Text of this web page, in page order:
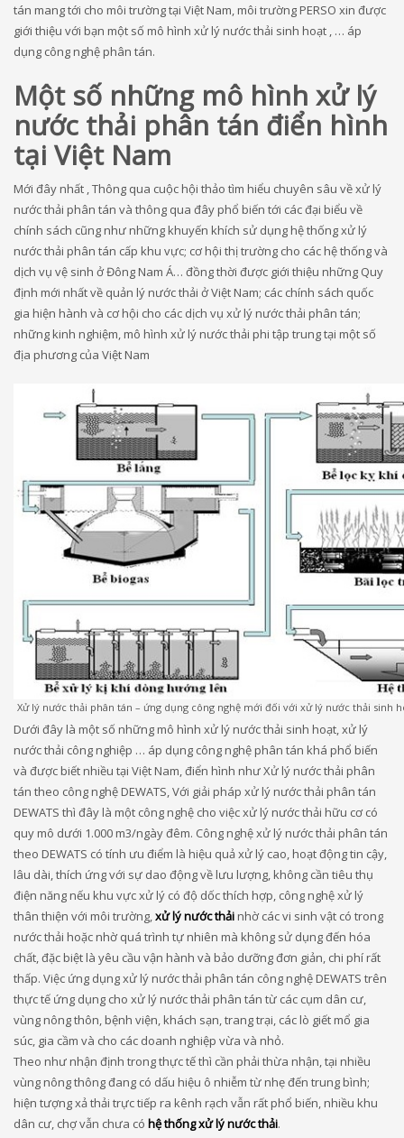
tán mang tới cho môi trường tại Việt Nam, môi trường PERSO xin được
giới thiệu với bạn một số mô hình xử lý nước thải sinh hoạt , … áp
dụng công nghệ phân tán.
Một số những mô hình xử lý
nước thải phân tán điển hình
tại Việt Nam
Mới đây nhất , Thông qua cuộc hội thảo tìm hiểu chuyên sâu về xử lý
nước thải phân tán và thông qua đây phổ biến tới các đại biểu về
chính sách cũng như những khuyến khích sử dụng hệ thống xử lý
nước thải phân tán cấp khu vực; cơ hội thị trường cho các hệ thống và
dịch vụ vệ sinh ở Đông Nam Á… đồng thời được giới thiệu những Quy
định mới nhất về quản lý nước thải ở Việt Nam; các chính sách quốc
gia hiện hành và cơ hội cho các dịch vụ xử lý nước thải phân tán;
những kinh nghiệm, mô hình xử lý nước thải phi tập trung tại một số
địa phương của Việt Nam
Xử lý nước thải phân tán – ứng dụng công nghệ mới đối với xử lý nước thải sinh
Dưới đây là một số những mô hình xử lý nước thải sinh hoạt, xử lý
nước thải công nghiệp … áp dụng công nghệ phân tán khá phổ biến
và được biết nhiều tại Việt Nam, điển hình như Xử lý nước thải phân
tán theo công nghệ DEWATS, Với giải pháp xử lý nước thải phân tán
DEWATS thì đây là một công nghệ cho việc xử lý nước thải hữu cơ có
quy mô dưới 1.000 m3/ngày đêm. Công nghệ xử lý nước thải phân tán
theo DEWATS có tính ưu điểm là hiệu quả xử lý cao, hoạt động tin cậy,
lâu dài, thích ứng với sự dao động về lưu lượng, không cần tiêu thụ
điện năng nếu khu vực xử lý có độ dốc thích hợp, công nghệ xử lý
thân thiện với môi trường,xử lý nước thảinhờ các vi sinh vật có trong
nước thải hoặc nhờ quá trình tự nhiên mà không sử dụng đến hóa
chất, đặc biệt là yêu cầu vận hành và bảo dưỡng đơn giản, chi phí rất
thấp. Việc ứng dụng xử lý nước thải phân tán công nghệ DEWATS trên
thực tế ứng dụng cho xử lý nước thải phân tán từ các cụm dân cư,
vùng nông thôn, bệnh viện, khách sạn, trang trại, các lò giết mổ gia
súc, gia cầm và cho các doanh nghiệp vừa và nhỏ.
Theo như nhận định trong thực tế thì cần phải thừa nhận, tại nhiều
vùng nông thông đang có dấu hiệu ô nhiễm từ nhẹ đến trung bình;
hiện tượng xả thải trực tiếp ra kênh rạch vẫn rất phổ biến, nhiều khu
dân cư, chợ vẫn chưa có hệ thống xử lý nước thải.